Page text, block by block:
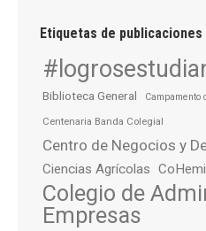
Etiquetas de publicaciones
Biblioteca General Campamento
Centenaria Banda Colegial
Centro de Negocios y
Ciencias Agrícolas
Colegio de
Empresas